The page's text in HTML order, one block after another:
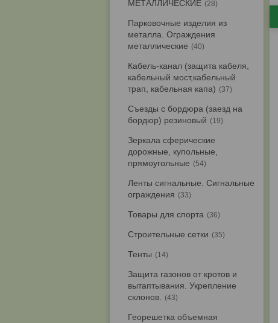
МЕТАЛЛИЧЕСКИЕ
28
Парковочные изделия из
металла. Ограждения
металлические
40
Кабель-канал (защита кабеля,
кабельный мост,кабельный
трап, кабельная капа)
37
Съезды с бордюра (заезд на
бордюр) резиновый
19
Зеркала сферические
дорожные, купольные,
прямоугольные
54
Ленты сигнальные. Сигнальные
ограждения
33
Товары для спорта 36
Строительные сетки 35
Тенты 14
Защита газонов от кротов и
вытаптывания. Укрепление
склонов.
43
Георешетка объемная